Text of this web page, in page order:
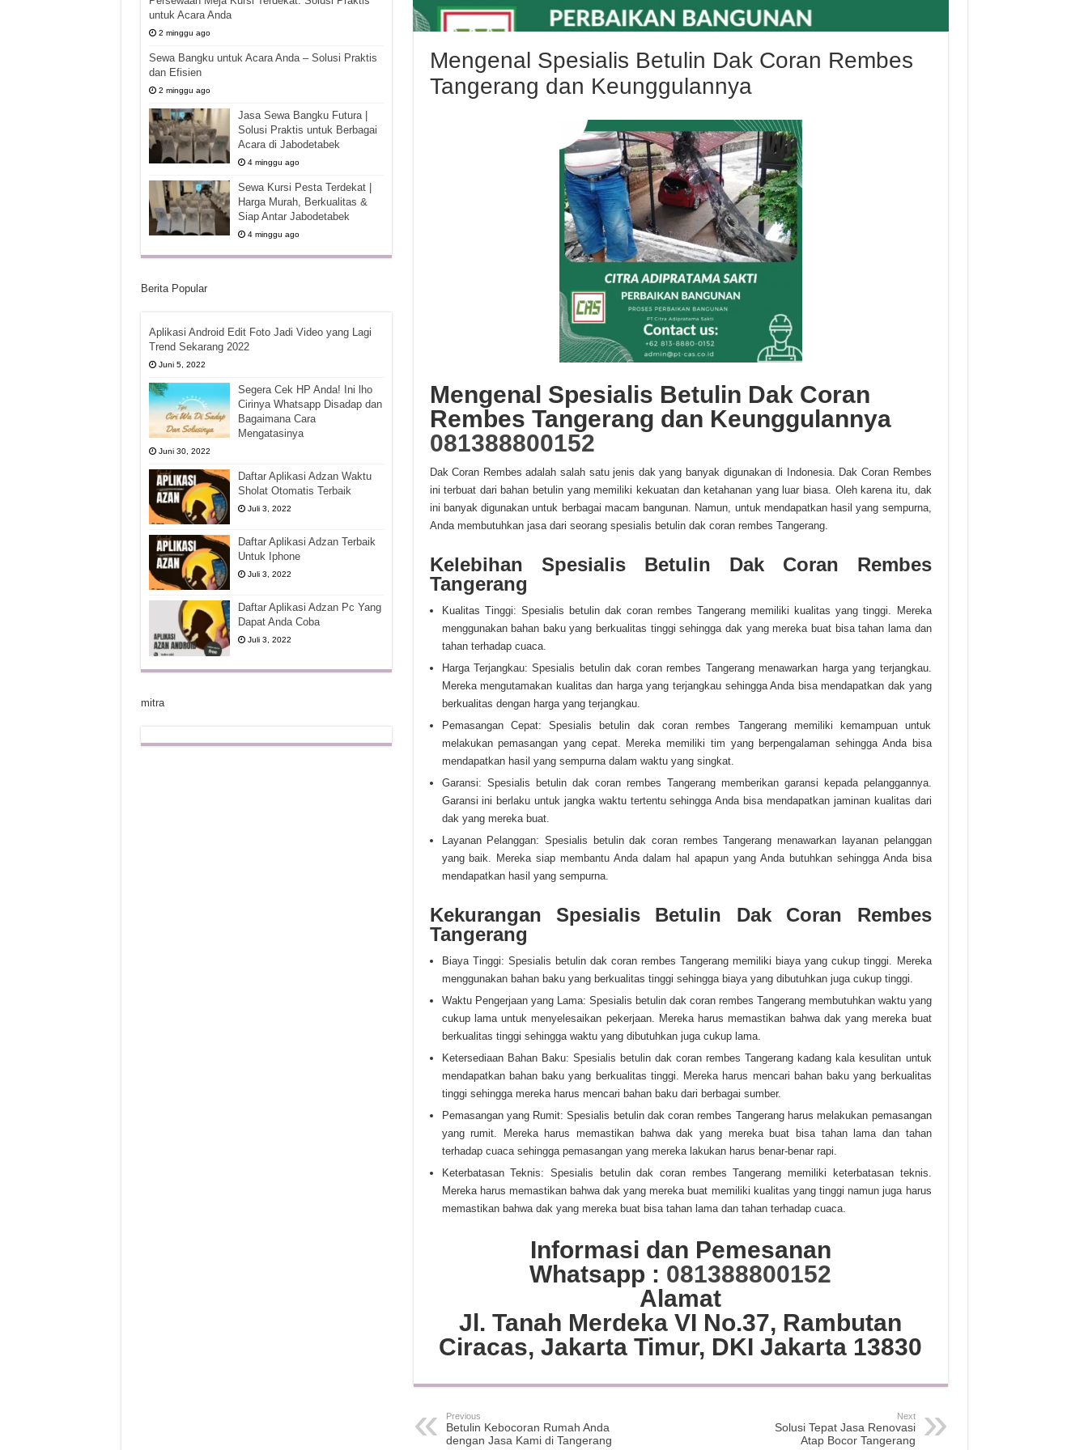
Mengenal Spesialis Betulin Dak Coran Rembes
Tangerang dan Keunggulannya
Mengenal Spesialis Betulin Dak Coran
Rembes Tangerang dan Keunggulannya
081388800152
Dak Coran Rembes adalah salah satu jenis dak yang banyak digunakan di Indonesia. Dak Coran Rembes
ini terbuat dari bahan betulin yang memiliki kekuatan dan ketahanan yang luar biasa. Oleh karena itu, dak
ini banyak digunakan untuk berbagai macam bangunan. Namun, untuk mendapatkan hasil yang sempurna,
Anda membutuhkan jasa dari seorang spesialis betulin dak coran rembes Tangerang.
Kelebihan Spesialis Betulin Dak Coran Rembes
Tangerang
Kualitas Tinggi: Spesialis betulin dak coran rembes Tangerang memiliki kualitas yang tinggi. Mereka
menggunakan bahan baku yang berkualitas tinggi sehingga dak yang mereka buat bisa tahan lama dan
tahan terhadap cuaca.
Harga Terjangkau: Spesialis betulin dak coran rembes Tangerang menawarkan harga yang terjangkau.
Mereka mengutamakan kualitas dan harga yang terjangkau sehingga Anda bisa mendapatkan dak yang
berkualitas dengan harga yang terjangkau.
Pemasangan Cepat: Spesialis betulin dak coran rembes Tangerang memiliki kemampuan untuk
melakukan pemasangan yang cepat. Mereka memiliki tim yang berpengalaman sehingga Anda bisa
mendapatkan hasil yang sempurna dalam waktu yang singkat.
Garansi: Spesialis betulin dak coran rembes Tangerang memberikan garansi kepada pelanggannya.
Garansi ini berlaku untuk jangka waktu tertentu sehingga Anda bisa mendapatkan jaminan kualitas dari
dak yang mereka buat.
Layanan Pelanggan: Spesialis betulin dak coran rembes Tangerang menawarkan layanan pelanggan
yang baik. Mereka siap membantu Anda dalam hal apapun yang Anda butuhkan sehingga Anda bisa
mendapatkan hasil yang sempurna.
Kekurangan Spesialis Betulin Dak Coran Rembes
Tangerang
Biaya Tinggi: Spesialis betulin dak coran rembes Tangerang memiliki biaya yang cukup tinggi. Mereka
menggunakan bahan baku yang berkualitas tinggi sehingga biaya yang dibutuhkan juga cukup tinggi.
Waktu Pengerjaan yang Lama: Spesialis betulin dak coran rembes Tangerang membutuhkan waktu yang
cukup lama untuk menyelesaikan pekerjaan. Mereka harus memastikan bahwa dak yang mereka buat
berkualitas tinggi sehingga waktu yang dibutuhkan juga cukup lama.
Ketersediaan Bahan Baku: Spesialis betulin dak coran rembes Tangerang kadang kala kesulitan untuk
mendapatkan bahan baku yang berkualitas tinggi. Mereka harus mencari bahan baku yang berkualitas
tinggi sehingga mereka harus mencari bahan baku dari berbagai sumber.
Pemasangan yang Rumit: Spesialis betulin dak coran rembes Tangerang harus melakukan pemasangan
yang rumit. Mereka harus memastikan bahwa dak yang mereka buat bisa tahan lama dan tahan
terhadap cuaca sehingga pemasangan yang mereka lakukan harus benar-benar rapi.
Keterbatasan Teknis: Spesialis betulin dak coran rembes Tangerang memiliki keterbatasan teknis.
Mereka harus memastikan bahwa dak yang mereka buat memiliki kualitas yang tinggi namun juga harus
memastikan bahwa dak yang mereka buat bisa tahan lama dan tahan terhadap cuaca.
Informasi dan Pemesanan
Whatsapp : 081388800152
Alamat
Jl. Tanah Merdeka VI No.37, Rambutan
Ciracas, Jakarta Timur, DKI Jakarta 13830
Previous
Betulin Kebocoran Rumah Anda
dengan Jasa Kami di Tangerang
Next
Solusi Tepat Jasa Renovasi
Atap Bocor Tangerang
untuk Acara Anda
2 minggu ago
Sewa Bangku untuk Acara Anda – Solusi Praktis
dan Efisien
2 minggu ago
Jasa Sewa Bangku Futura |
Solusi Praktis untuk Berbagai
Acara di Jabodetabek
4 minggu ago
Sewa Kursi Pesta Terdekat |
Harga Murah, Berkualitas &
Siap Antar Jabodetabek
4 minggu ago
Berita Popular
Aplikasi Android Edit Foto Jadi Video yang Lagi
Trend Sekarang 2022
Juni 5, 2022
Segera Cek HP Anda! Ini lho
Cirinya Whatsapp Disadap dan
Bagaimana Cara
Mengatasinya
Juni 30, 2022
Daftar Aplikasi Adzan Waktu
Sholat Otomatis Terbaik
Juli 3, 2022
Daftar Aplikasi Adzan Terbaik
Untuk Iphone
Juli 3, 2022
Daftar Aplikasi Adzan Pc Yang
Dapat Anda Coba
Juli 3, 2022
mitra